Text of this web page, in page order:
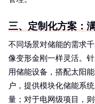
三、定制化方案：
不同场景对储能的需求
像变形金刚一样灵活。
用储能设备，搭配太阳
户，提供模块化储能系
量；对于电网级项目，